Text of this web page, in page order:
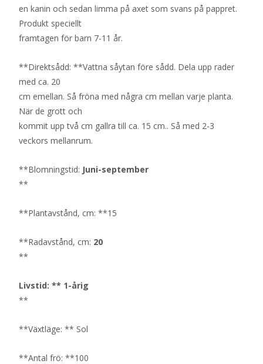
en kanin och sedan limma på axet som svans på pappret.
Produkt speciellt
framtagen för barn 7-11 år.
**Direktsådd: **Vattna såytan före sådd. Dela upp rader
med ca. 20
cm emellan. Så fröna med några cm mellan varje planta.
När de grott och
kommit upp två cm gallra till ca. 15 cm.. Så med 2-3
veckors mellanrum.
**Blomningstid: Juni-september
**
**Plantavstånd, cm: **15
**Radavstånd, cm: 20
**
Livstid: ** 1-årig
**
**Växtläge: ** Sol
**Antal frö: **100